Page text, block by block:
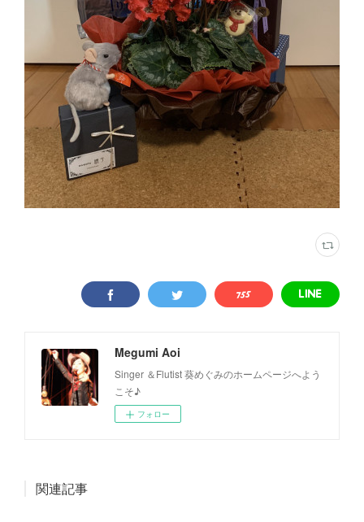
Megumi Aoi
Singer ＆Flutist 葵めぐみのホームページへよう
こそ♪
フォロー
関連記事